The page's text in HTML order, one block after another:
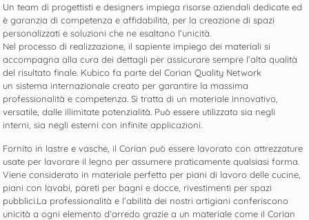
Un team di progettisti e designers impiega risorse aziendali dedicate ed
è garanzia di competenza e affidabilità, per la creazione di spazi
personalizzati e soluzioni che ne esaltano l’unicità.
Nel processo di realizzazione, il sapiente impiego dei materiali si
accompagna alla cura dei dettagli per assicurare sempre l’alta qualità
del risultato finale. Kubico fa parte del Corian Quality Network
un sistema internazionale creato per garantire la massima
professionalità e competenza. Si tratta di un materiale innovativo,
versatile, dalle illimitate potenzialità. Può essere utilizzato sia negli
interni, sia negli esterni con infinite applicazioni.
Fornito in lastre e vasche, il Corian può essere lavorato con attrezzature
usate per lavorare il legno per assumere praticamente qualsiasi forma.
Viene considerato in materiale perfetto per piani di lavoro delle cucine,
piani con lavabi, pareti per bagni e docce, rivestimenti per spazi
pubblici.La professionalità e l’abilità dei nostri artigiani conferiscono
unicità a ogni elemento d’arredo grazie a un materiale come il Corian